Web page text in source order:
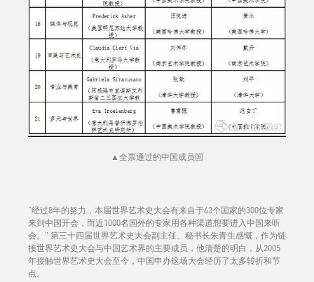
▲ 全票通过的中国成员国
“经过8年的努力，本届世界艺术史大会有来自于43个国家的300位专家
来到中国开会，而近1000名国外的专家用各种渠道想要进入中国来听
会。” 第三十四届世界艺术史大会副主任、秘书长朱青生感慨，作为链
接世界艺术史大会与中国艺术界的主要成员，他清楚的明白，从2005
年接触世界艺术史大会至今，中国申办这场大会经历了太多转折和节
点。